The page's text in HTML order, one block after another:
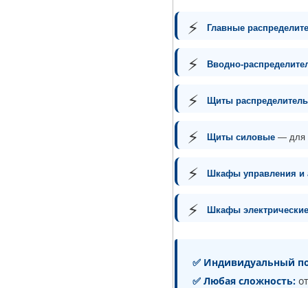
⚡ Главные
⚡ Вводно-
⚡ Щиты
⚡ Щиты силовые — для
⚡ Шкафы управления и
⚡ Шкафы электрические
✅ Индивидуальный
✅ Любая сложность: